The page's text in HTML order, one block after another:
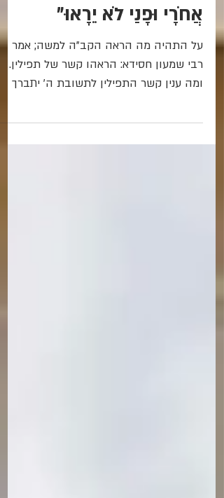
אֲחֹרָי וּפָנַי לֹא יֵרָאוּ"
על התהיה מה הראה הקב"ה למשה; אמר
רבי שמעון חסידא: הראהו קשר של תפילין.
בנוגע לריצוי העוון של עם ישראל?